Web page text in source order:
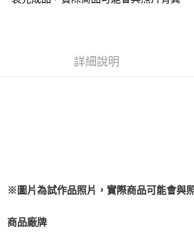
1.本服務由台灣大哥大提供，台灣大哥大用戶
3.實際核准額度、可分期數及費用金額請依後
4.訂單成立30分鐘內，如未前往確認交易或遇
【注意事項】
1.本服務係由「台灣大哥大股份有限公司」（
買賣價金債權讓與本公司後，依約使用本公司
詳細說明
※圖片為試作品照片，實際商品可能會與
商品廠牌